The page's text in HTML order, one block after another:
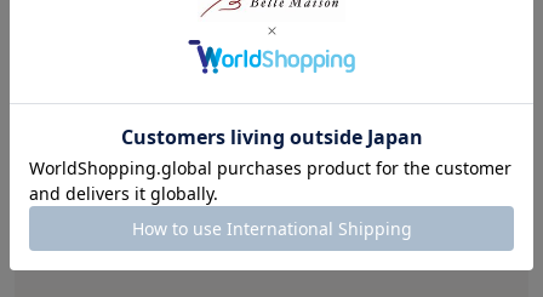
・中敷きは取り外し可能
・配色デザインのかかとループ付き
・合わせるウェアや水着を選ばず水遊びに大活躍
商品レビュー